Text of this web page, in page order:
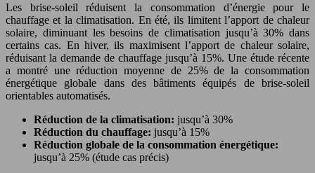
Les brise-soleil réduisent la consommation d’énergie pour le
chauffage et la climatisation. En été, ils limitent l’apport de chaleur
solaire, diminuant les besoins de climatisation jusqu’à 30% dans
certains cas. En hiver, ils maximisent l’apport de chaleur solaire,
réduisant la demande de chauffage jusqu’à 15%. Une étude récente
a montré une réduction moyenne de 25% de la consommation
énergétique globale dans des bâtiments équipés de brise-soleil
orientables automatisés.
Réduction de la climatisation: jusqu’à 30%
Réduction du chauffage: jusqu’à 15%
Réduction globale de la consommation énergétique:
jusqu’à 25% (étude cas précis)